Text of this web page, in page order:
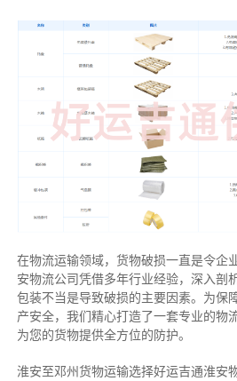
在物流运输领域，货物破损一直是令企
安物流公司凭借多年行业经验，深入剖
包装不当是导致破损的主要因素。为保
产安全，我们精心打造了一套专业的物
为您的货物提供全方位的防护。
淮安至邓州货物运输选择好运吉通淮安